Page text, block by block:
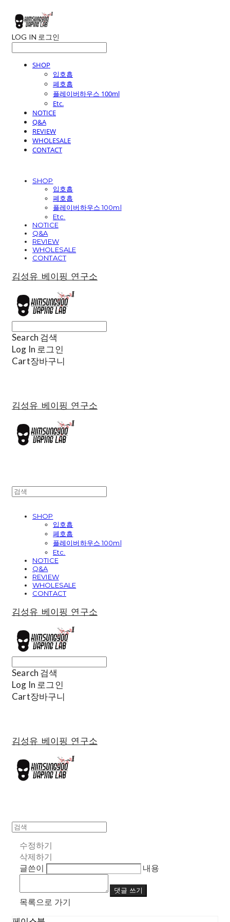
LOG IN 로그인
SHOP
입호흡
폐호흡
플레이버하우스 100ml
Etc.
NOTICE
Q&A
REVIEW
WHOLESALE
CONTACT
SHOP
입호흡
폐호흡
플레이버하우스 100ml
Etc.
NOTICE
Q&A
REVIEW
WHOLESALE
CONTACT
김성유 베이핑 연구소
Search 검색
Log In 로그인
Cart장바구니
김성유 베이핑 연구소
SHOP
입호흡
폐호흡
플레이버하우스 100ml
Etc.
NOTICE
Q&A
REVIEW
WHOLESALE
CONTACT
김성유 베이핑 연구소
Search 검색
Log In 로그인
Cart장바구니
김성유 베이핑 연구소
수정하기
삭제하기
글쓴이
내용
댓글 쓰기
목록으로 가기